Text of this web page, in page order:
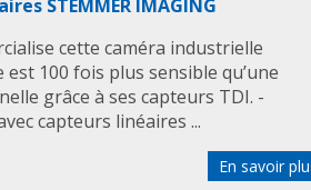
STEMMER IMAGING
cette caméra industrielle
100 fois plus sensible qu’une
grâce à ses capteurs TDI. -
capteurs linéaires ...
En savoir